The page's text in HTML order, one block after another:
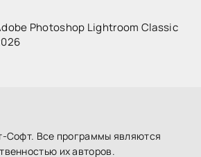
Photoshop Lightroom Classic
Софт. Все программы являются
их авторов.